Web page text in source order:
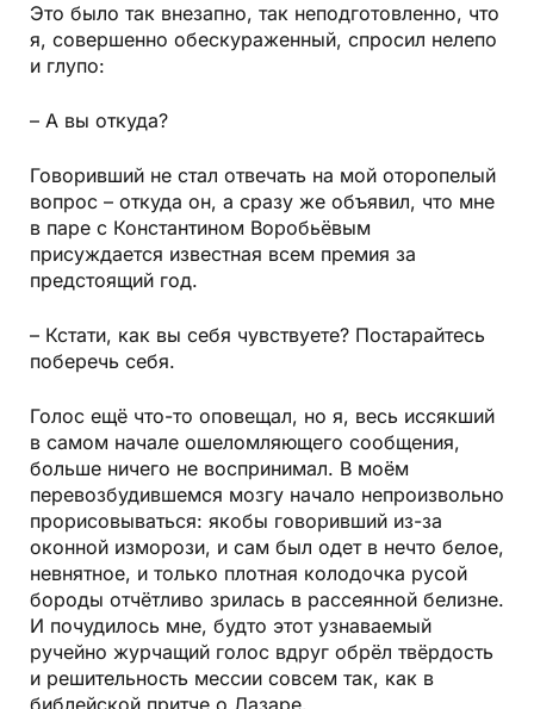
Это было так внезапно, так неподготовленно, что
я, совершенно обескураженный, спросил нелепо
и глупо:
– А вы откуда?
Говоривший не стал отвечать на мой оторопелый
вопрос – откуда он, а сразу же объявил, что мне
в паре с Константином Воробьёвым
присуждается известная всем премия за
предстоящий год.
– Кстати, как вы себя чувствуете? Постарайтесь
поберечь себя.
Голос ещё что-то оповещал, но я, весь иссякший
в самом начале ошеломляющего сообщения,
больше ничего не воспринимал. В моём
перевозбудившемся мозгу начало непроизвольно
прорисовываться: якобы говоривший из-за
оконной изморози, и сам был одет в нечто белое,
невнятное, и только плотная колодочка русой
бороды отчётливо зрилась в рассеянной белизне.
И почудилось мне, будто этот узнаваемый
ручейно журчащий голос вдруг обрёл твёрдость
и решительность мессии совсем так, как в
библейской притче о Лазаре.